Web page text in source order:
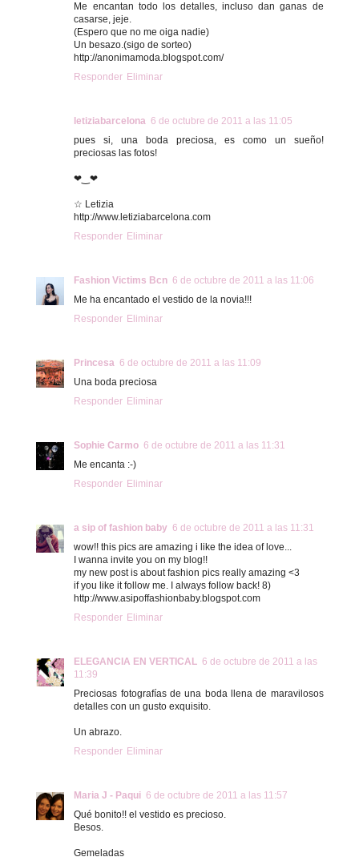
Me encantan todo los detalles, incluso dan ganas de
casarse, jeje.
(Espero que no me oiga nadie)
Un besazo.(sigo de sorteo)
http://anonimamoda.blogspot.com/
Responder Eliminar
letiziabarcelona 6 de octubre de 2011 a las 11:05
pues si, una boda preciosa, es como un sueño!
preciosas las fotos!
❤‿❤
☆ Letizia
http://www.letiziabarcelona.com
Responder Eliminar
Fashion Victims Bcn 6 de octubre de 2011 a las 11:06
Me ha encantado el vestido de la novia!!!
Responder Eliminar
Princesa 6 de octubre de 2011 a las 11:09
Una boda preciosa
Responder Eliminar
Sophie Carmo 6 de octubre de 2011 a las 11:31
Me encanta :-)
Responder Eliminar
a sip of fashion baby 6 de octubre de 2011 a las 11:31
wow!! this pics are amazing i like the idea of love...
I wanna invite you on my blog!!
my new post is about fashion pics really amazing <3
if you like it follow me. I always follow back! 8)
http://www.asipoffashionbaby.blogspot.com
Responder Eliminar
ELEGANCIA EN VERTICAL 6 de octubre de 2011 a las
11:39
Preciosas fotografías de una boda llena de maravilosos
detalles con un gusto exquisito.
Un abrazo.
Responder Eliminar
Maria J - Paqui 6 de octubre de 2011 a las 11:57
Qué bonito!! el vestido es precioso.
Besos.
Gemeladas